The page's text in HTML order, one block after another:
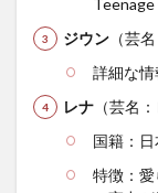
ジウン （芸
詳細な情
レナ （芸名
国籍：日
特徴：